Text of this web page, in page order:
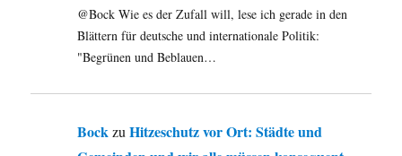
@Bock Wie es der Zufall will, lese ich gerade in den
Blättern für deutsche und internationale Politik:
"Begrünen und Beblauen…
BockzuHitzeschutz vor Ort: Städte und